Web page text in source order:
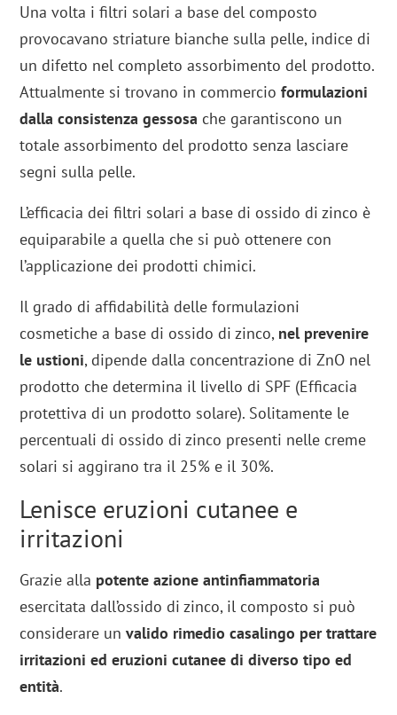
Una volta i filtri solari a base del composto
provocavano striature bianche sulla pelle, indice di
un difetto nel completo assorbimento del prodotto.
Attualmente si trovano in commercioformulazioni
dalla consistenza gessosa che garantiscono un
totale assorbimento del prodotto senza lasciare
segni sulla pelle.
L’efficacia dei filtri solari a base di ossido di zinco è
equiparabile a quella che si può ottenere con
l’applicazione dei prodotti chimici.
Il grado di affidabilità delle formulazioni
cosmetiche a base di ossido di zinco, nel prevenire
le ustioni, dipende dalla concentrazione di ZnO nel
prodotto che determina il livello di SPF (Efficacia
protettiva di un prodotto solare). Solitamente le
percentuali di ossido di zinco presenti nelle creme
solari si aggirano tra il 25% e il 30%.
Lenisce eruzioni cutanee e
irritazioni
Grazie alla potente azione antinfiammatoria
esercitata dall’ossido di zinco, il composto si può
considerare un valido rimedio casalingo per trattare
irritazioni ed eruzioni cutanee di diverso tipo ed
entità.